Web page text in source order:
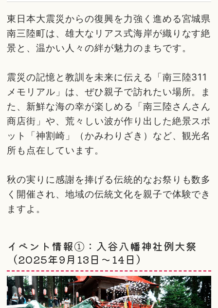
東日本大震災からの復興を力強く進める宮城県
南三陸町は、雄大なリアス式海岸が織りなす絶
景と、温かい人々の絆が魅力のまちです。
震災の記憶と教訓を未来に伝える「南三陸311
メモリアル」は、ぜひ親子で訪れたい場所。ま
た、新鮮な海の幸が楽しめる「南三陸さんさん
商店街」や、荒々しい波が作り出した絶景スポ
ット「神割崎」（かみわりざき）など、観光名
所も点在しています。
秋の実りに感謝を捧げる伝統的なお祭りも数多
く開催され、地域の伝統文化を親子で体験でき
ますよ。
イベント情報①：入谷八幡神社例大祭
（2025年9月13日～14日）